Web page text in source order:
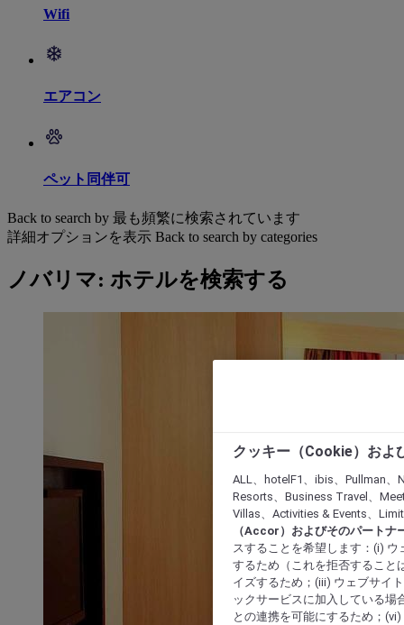
Wifi
エアコン
ペット同伴可
Back to search by 最も頻繁に検索されています
詳細オプションを表示 Back to search by categories
ノバリマ: ホテルを検索する
クッキー（Cookie）およ
ALL、hotelF1、ibis、Pullman
Resorts、Business Travel、
Villas、Activities & Events、
（Accor）およびそのパートナ
スすることを希望します：(i)
するため（これを拒否すること
イズするため；(iii) ウェブサイ
ックサービスに加入している場
との連携を可能にするため；